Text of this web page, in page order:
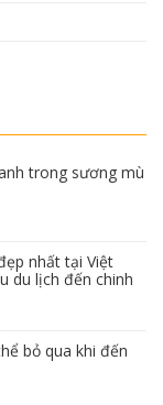
trong sương mù
nhất tại Việt
du lịch đến chinh
bỏ qua khi đến